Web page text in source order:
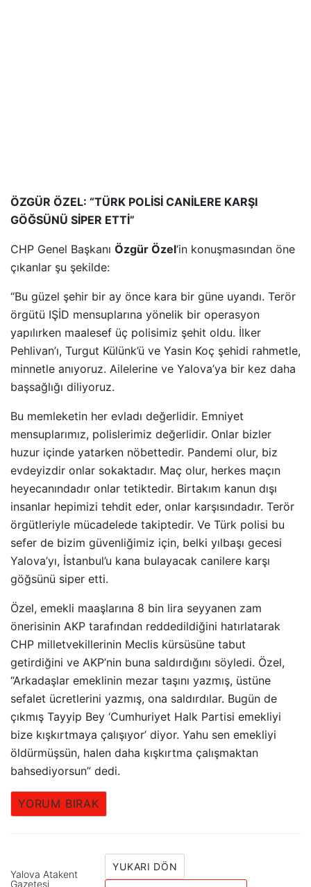
ÖZGÜR ÖZEL: “TÜRK POLİSİ CANİLERE KARŞI
GÖĞSÜNÜ SİPER ETTİ”
CHP Genel Başkanı Özgür Özel‘in konuşmasından öne
çıkanlar şu şekilde:
“Bu güzel şehir bir ay önce kara bir güne uyandı. Terör
örgütü IŞİD mensuplarına yönelik bir operasyon
yapılırken maalesef üç polisimiz şehit oldu. İlker
Pehlivan’ı, Turgut Külünk’ü ve Yasin Koç şehidi rahmetle,
minnetle anıyoruz. Ailelerine ve Yalova’ya bir kez daha
başsağlığı diliyoruz.
Bu memleketin her evladı değerlidir. Emniyet
mensuplarımız, polislerimiz değerlidir. Onlar bizler
huzur içinde yatarken nöbettedir. Pandemi olur, biz
evdeyizdir onlar sokaktadır. Maç olur, herkes maçın
heyecanındadır onlar tetiktedir. Birtakım kanun dışı
insanlar hepimizi tehdit eder, onlar karşısındadır. Terör
örgütleriyle mücadelede takiptedir. Ve Türk polisi bu
sefer de bizim güvenliğimiz için, belki yılbaşı gecesi
Yalova’yı, İstanbul’u kana bulayacak canilere karşı
göğsünü siper etti.
Özel, emekli maaşlarına 8 bin lira seyyanen zam
önerisinin AKP tarafından reddedildiğini hatırlatarak
CHP milletvekillerinin Meclis kürsüsüne tabut
getirdiğini ve AKP’nin buna saldırdığını söyledi. Özel,
“Arkadaşlar emeklinin mezar taşını yazmış, üstüne
sefalet ücretlerini yazmış, ona saldırdılar. Bugün de
çıkmış Tayyip Bey ‘Cumhuriyet Halk Partisi emekliyi
bize kışkırtmaya çalışıyor’ diyor. Yahu sen emekliyi
öldürmüşsün, halen daha kışkırtma çalışmaktan
bahsediyorsun” dedi.
YORUM BIRAK
Yalova Atakent
Gazetesi
YUKARI DÖN